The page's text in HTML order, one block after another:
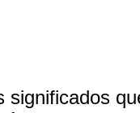
significados